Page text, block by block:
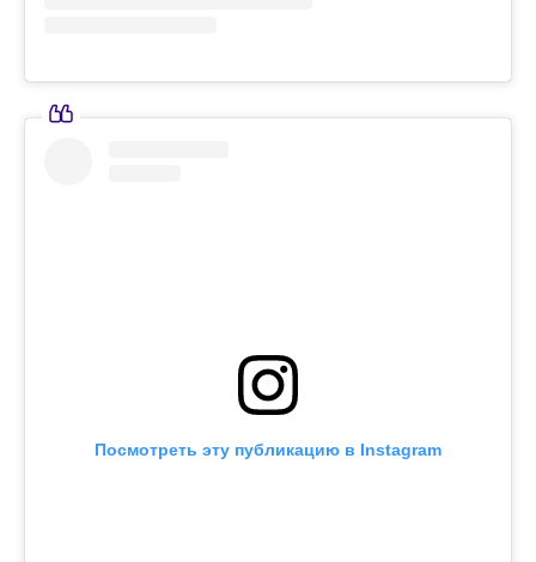
Посмотреть эту публикацию в Instagram